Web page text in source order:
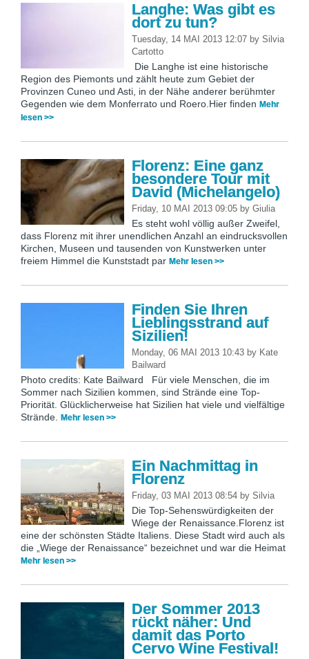
Langhe: Was gibt es
dort zu tun?
Tuesday, 14 MAI 2013 12:07 by Silvia
Cartotto
Die Langhe ist eine historische
Region des Piemonts und zählt heute zum Gebiet der
Provinzen Cuneo und Asti, in der Nähe anderer berühmter
Gegenden wie dem Monferrato und Roero.Hier finden Mehr
lesen >>
Florenz: Eine ganz
besondere Tour mit
David (Michelangelo)
Friday, 10 MAI 2013 09:05 by Giulia
Es steht wohl völlig außer Zweifel,
dass Florenz mit ihrer unendlichen Anzahl an eindrucksvollen
Kirchen, Museen und tausenden von Kunstwerken unter
freiem Himmel die Kunststadt par Mehr lesen >>
Finden Sie Ihren
Lieblingsstrand auf
Sizilien!
Monday, 06 MAI 2013 10:43 by Kate
Bailward
Photo credits: Kate Bailward Für viele Menschen, die im
Sommer nach Sizilien kommen, sind Strände eine Top-
Priorität. Glücklicherweise hat Sizilien hat viele und vielfältige
Strände. Mehr lesen >>
Ein Nachmittag in
Florenz
Friday, 03 MAI 2013 08:54 by Silvia
Die Top-Sehenswürdigkeiten der
Wiege der Renaissance.Florenz ist
eine der schönsten Städte Italiens. Diese Stadt wird auch als
die „Wiege der Renaissance“ bezeichnet und war die Heimat
Mehr lesen >>
Der Sommer 2013
rückt näher: Und
damit das Porto
Cervo Wine Festival!